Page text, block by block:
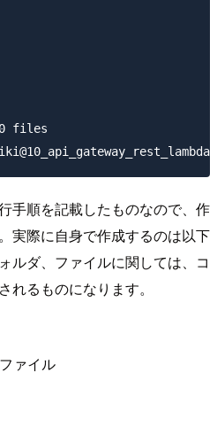
files
手順を記載したものなので、作
実際に自身で作成するのは以下
ルダ、ファイルに関しては、コ
れるものになります。
ァイル